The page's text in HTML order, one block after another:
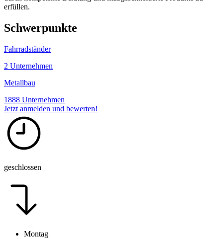
erfüllen.
Schwerpunkte
Fahrradständer
2 Unternehmen
Metallbau
1888 Unternehmen
Jetzt anmelden und bewerten!
geschlossen
Montag